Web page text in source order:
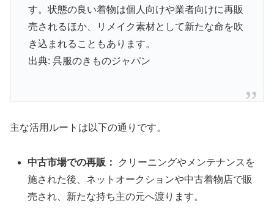
す。状態の良い着物は個人向けや業者向けに再販
売されるほか、リメイク素材として新たな命を吹
き込まれることもあります。
出典: 呉服のきものジャパン
主な活用ルートは以下の通りです。
中古市場での再販：
クリーニングやメンテナンスを
施された後、ネットオークションや中古着物店で販
売され、新たな持ち主の元へ渡ります。